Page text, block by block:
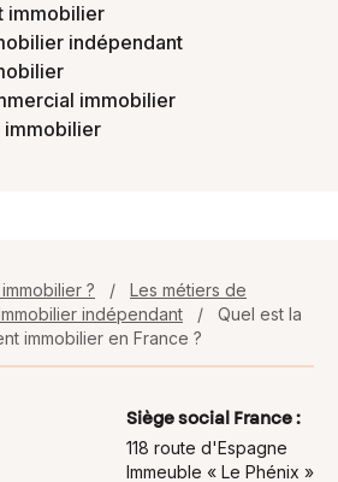
indépendant
immobilier
immobilier
immobilier
? /
Les métiers de
indépendant /
Quel est la
immobilier en France ?
Siège social France :
118 route d'Espagne
Immeuble « Le Phénix »